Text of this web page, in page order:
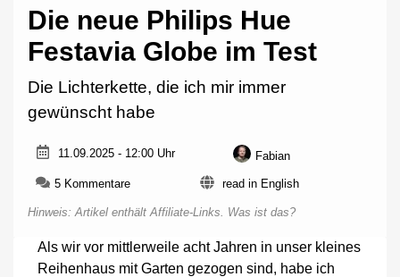
Die neue Philips Hue
Festavia Globe im Test
Die Lichterkette, die ich mir immer
gewünscht habe
11.09.2025 - 12:00 Uhr Fabian
5 Kommentarezu
neue
Hue
Festavia
read in English
Hinweis: Artikel enthält Affiliate-Links. Was ist das?
Als wir vor mittlerweile acht Jahren in unser kleines
Reihenhaus mit Garten gezogen sind, habe ich